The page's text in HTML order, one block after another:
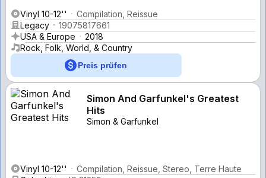
Vinyl 10-12''
Compilation, Reissue
Legacy
19075817661
USA & Europe
2018
Rock, Folk, World, & Country
Preis prüfen
Simon And Garfunkel's Greatest
Hits
Simon & Garfunkel
Vinyl 10-12''
Compilation, Reissue, Stereo, Terre Haute